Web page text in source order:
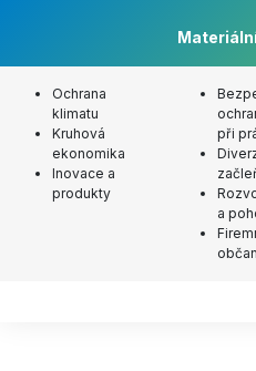
Ochrana
klimatu
Kruhová
ekonomika
Inovace a
produkty
při
a